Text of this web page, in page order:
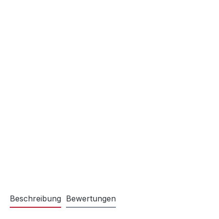
Beschreibung Bewertungen